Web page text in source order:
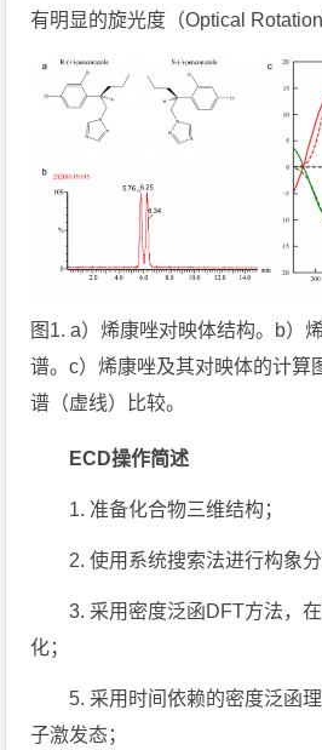
有明显的旋光度（Optical Rotation
图1. a）烯康唑对映体结构。b）
谱。c）烯康唑及其对映体的计算
谱（虚线）比较。
ECD操作简述
1. 准备化合物三维结构；
2. 使用系统搜索法进行构象分
3. 采用密度泛函DFT方法，
化；
5. 采用时间依赖的密度泛函
子激发态；